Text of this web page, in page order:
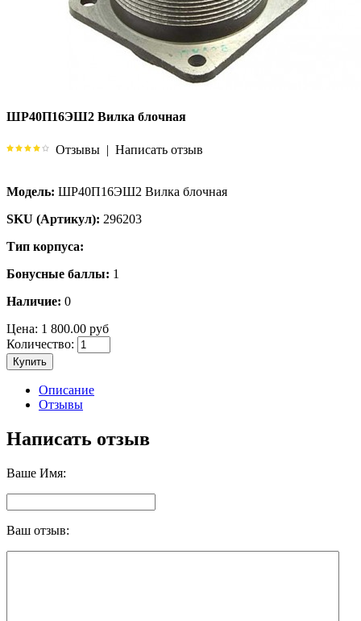
ШР40П16ЭШ2 Вилка блочная
Отзывы | Написать отзыв
Модель: ШР40П16ЭШ2 Вилка блочная
SKU (Артикул): 296203
Тип корпуса:
Бонусные баллы: 1
Наличие: 0
Цена: 1 800.00 руб
Количество:
Купить
Описание
Отзывы
Написать отзыв
Ваше Имя:
Ваш отзыв: